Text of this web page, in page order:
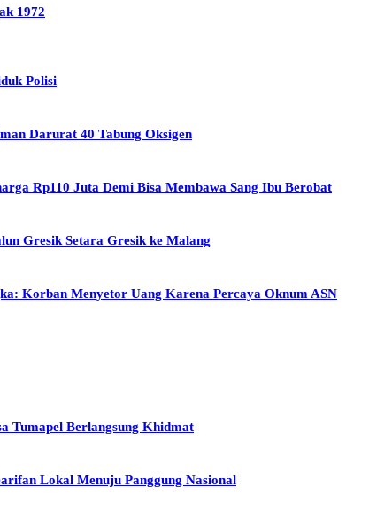
1972
Polisi
Darurat 40 Tabung Oksigen
Rp110 Juta Demi Bisa Membawa Sang Ibu Berobat
Gresik Setara Gresik ke Malang
Korban Menyetor Uang Karena Percaya Oknum ASN
Tumapel Berlangsung Khidmat
Lokal Menuju Panggung Nasional